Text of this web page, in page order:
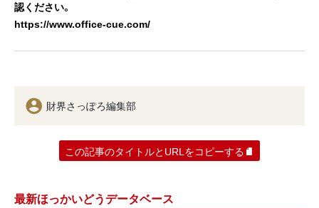
認ください。
https://www.office-cue.com/
財界さっぽろ編集部
この記事のタイトルとURLをコピーする
最新ほっかいどうデータベース